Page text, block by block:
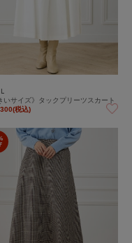
いサイズ》タックプリーツスカート
税込)